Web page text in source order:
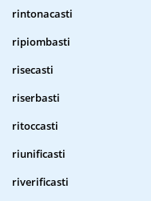
rintonacasti
ripiombasti
risecasti
riserbasti
ritoccasti
riunificasti
riverificasti